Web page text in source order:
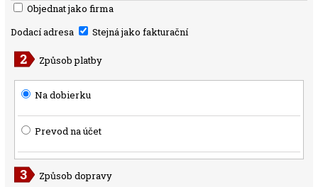
Objednat jako firma
Dodací adresa
Stejná jako fakturační
Způsob platby
Na dobierku
Prevod na účet
Způsob dopravy